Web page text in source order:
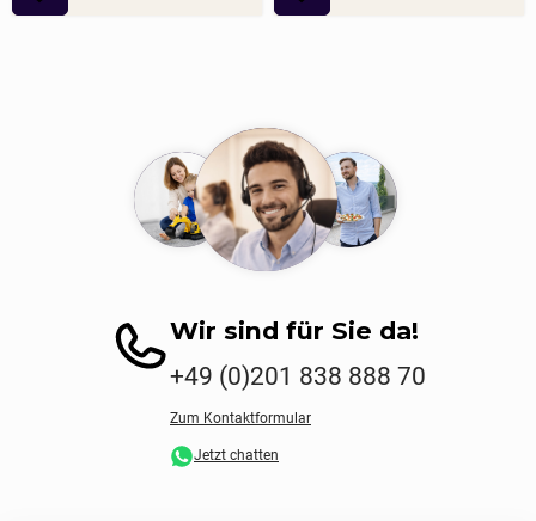
Wir sind für Sie da!
+49 (0)201 838 888 70
Zum Kontaktformular
Jetzt chatten